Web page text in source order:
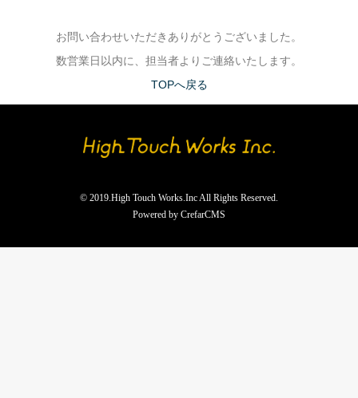
お問い合わせいただきありがとうございました。
数営業日以内に、担当者よりご連絡いたします。
TOPへ戻る
© 2019.High Touch Works.Inc All Rights Reserved.
Powered by CrefarCMS